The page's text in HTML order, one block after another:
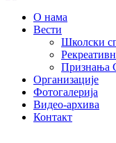
О нама
Вести
Школски
Признања
Oрганизације
Фотогалерија
Видео-архива
Контакт